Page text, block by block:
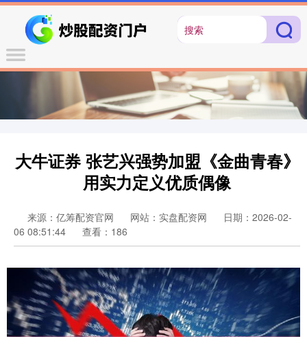
大牛证券 张艺兴强势加盟《金曲青春》
用实力定义优质偶像
来源：亿筹配资官网 网站：实盘配资网
日期：2026-02-
06 08:51:44
查看：186